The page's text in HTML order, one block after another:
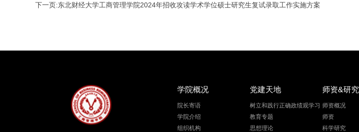
下一页:东北财经大学工商管理学院2024年招收攻读学术学位硕士研究生复试录取工作实施方案
学院概况
院长寄语
学院介绍
组织机构
党建天地
树立和践行正确政绩观学习
教育专题
思想理论
师资&研究
师资概况
师资
科学研究